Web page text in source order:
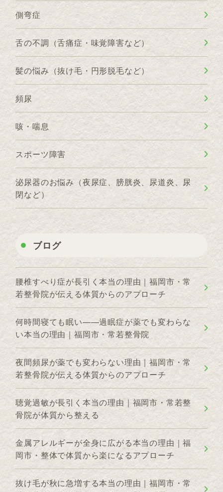
側弯症
舌の不調（舌痛症・味覚障害など）
髪の悩み（抜け毛・円形脱毛など）
頻尿
咳・喘息
スポーツ障害
泌尿器のお悩み（夜尿症、膀胱炎、尿道炎、尿
閉など）
ブログ
腰椎すべり症が長引く本当の理由｜福岡市・常
若整骨院が伝える体質からのアプローチ
何時間寝ても眠い——過眠症が薬でも変わらな
い本当の理由｜福岡市・常若整骨院
夜間頻尿が薬でも変わらない理由｜福岡市・常
若整骨院が伝える体質からのアプローチ
聴覚過敏が長引く本当の理由｜福岡市・常若整
骨院が体質から整える
金属アレルギーが全身に広がる本当の理由｜福
岡市・整体で体質から楽になるアプローチ
抜け毛が秋に急増する本当の理由｜福岡市・常